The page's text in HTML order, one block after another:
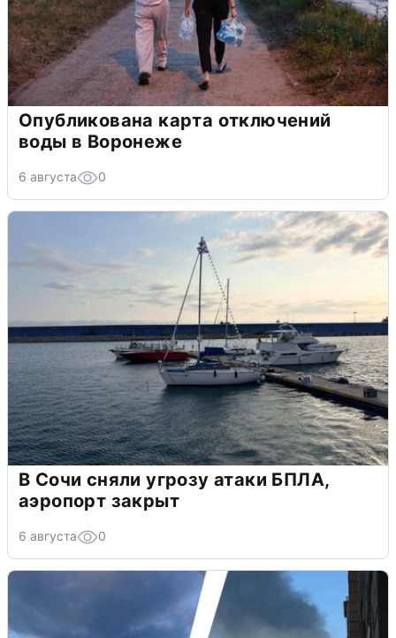
Опубликована карта отключений
воды в Воронеже
6 августа 0
В Сочи сняли угрозу атаки БПЛА,
аэропорт закрыт
6 августа 0